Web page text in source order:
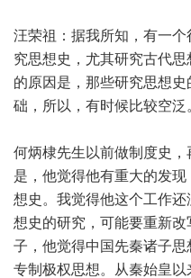
汪荣祖：据我所知，有一
究思想史，尤其研究古代
的原因是，那些研究思想
础，所以，有时候比较空泛
何炳棣先生以前做制度史
是，他觉得他有重大的发
想史。我觉得他这个工作
想史的研究，可能要重新
子，他觉得中国先秦诸子
专制极权思想。从秦始皇